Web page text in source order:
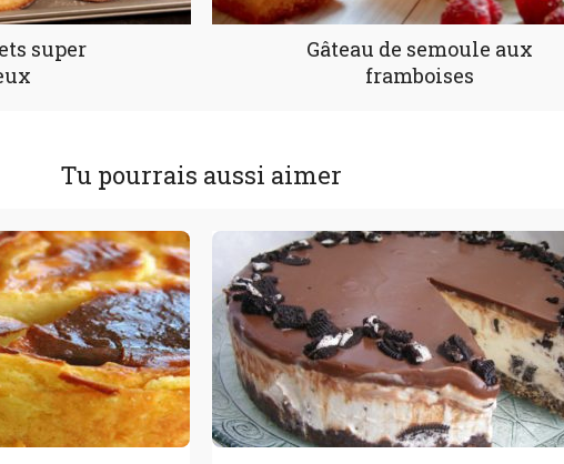
super
Gâteau de semoule aux
framboises
Tu pourrais aussi aimer